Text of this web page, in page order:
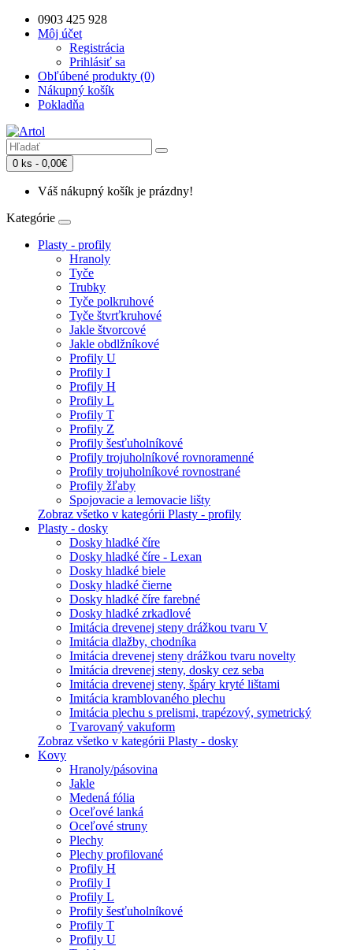
0903 425 928
Môj účet
Registrácia
Prihlásiť sa
Obľúbené produkty (0)
Nákupný košík
Pokladňa
0 ks - 0,00€
Váš nákupný košík je prázdny!
Kategórie
Plasty - profily
Hranoly
Tyče
Trubky
Tyče polkruhové
Tyče štvrťkruhové
Jakle štvorcové
Jakle obdlžníkové
Profily U
Profily I
Profily H
Profily L
Profily T
Profily Z
Profily šesťuholníkové
Profily trojuholníkové rovnoramenné
Profily trojuholníkové rovnostrané
Profily žľaby
Spojovacie a lemovacie lišty
Zobraz všetko v kategórii Plasty - profily
Plasty - dosky
Dosky hladké číre
Dosky hladké číre - Lexan
Dosky hladké biele
Dosky hladké čierne
Dosky hladké číre farebné
Dosky hladké zrkadlové
Imitácia drevenej steny drážkou tvaru V
Imitácia dlažby, chodníka
Imitácia drevenej steny drážkou tvaru novelty
Imitácia drevenej steny, dosky cez seba
Imitácia drevenej steny, špáry kryté lištami
Imitácia kramblovaného plechu
Imitácia plechu s prelismi, trapézový, symetrický
Tvarovaný vakuform
Zobraz všetko v kategórii Plasty - dosky
Kovy
Hranoly/pásovina
Jakle
Medená fólia
Oceľové lanká
Oceľové struny
Plechy
Plechy profilované
Profily H
Profily I
Profily L
Profily šesťuholníkové
Profily T
Profily U